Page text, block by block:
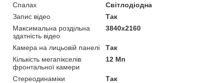
Спалах
Світлодіодна
Запис відео
Так
Максимальна роздільна
здатність відео
3840x2160
Камера на лицьовій панелі
Так
Кількість мегапікселів
фронтальної камери
12 Мп
Стереодинаміки
Так